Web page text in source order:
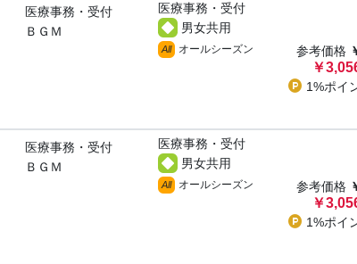
医療事務・受付
ＢＧＭ
医療事務・受付
男女共用
All オールシーズン 参考価格
￥
1%ポイ
医療事務・受付
ＢＧＭ
医療事務・受付
男女共用
All オールシーズン 参考価格
￥
1%ポイ